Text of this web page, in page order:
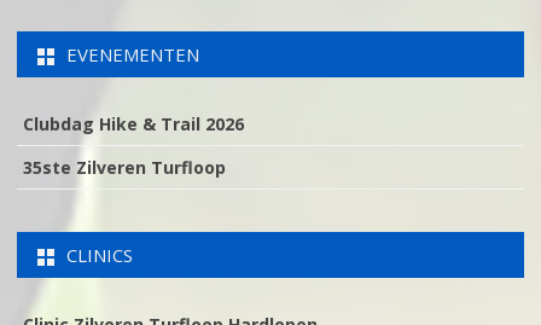
EVENEMENTEN
Clubdag Hike & Trail 2026
35ste Zilveren Turfloop
CLINICS